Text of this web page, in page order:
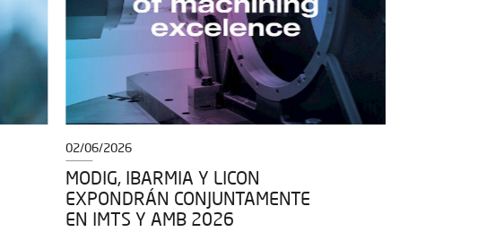
02/06/2026
MODIG, IBARMIA Y LICON
EXPONDRÁN CONJUNTAMENTE
EN IMTS Y AMB 2026